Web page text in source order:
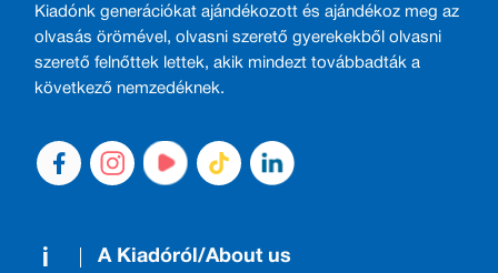
Kiadónk generációkat ajándékozott és ajándékoz meg az
olvasás örömével, olvasni szerető gyerekekből olvasni
szerető felnőttek lettek, akik mindezt továbbadták a
következő nemzedéknek.
A Kiadóról/About us